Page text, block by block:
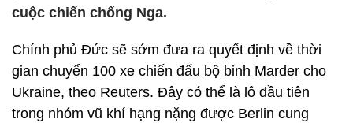
cuộc chiến chống Nga.
Chính phủ Đức sẽ sớm đưa ra quyết định về thời
gian chuyển 100 xe chiến đấu bộ binh Marder cho
Ukraine, theo Reuters. Đây có thể là lô đầu tiên
trong nhóm vũ khí hạng nặng được Berlin cung